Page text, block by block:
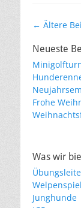
← Ältere
Neueste
Frohe
Was wir
Junghunde